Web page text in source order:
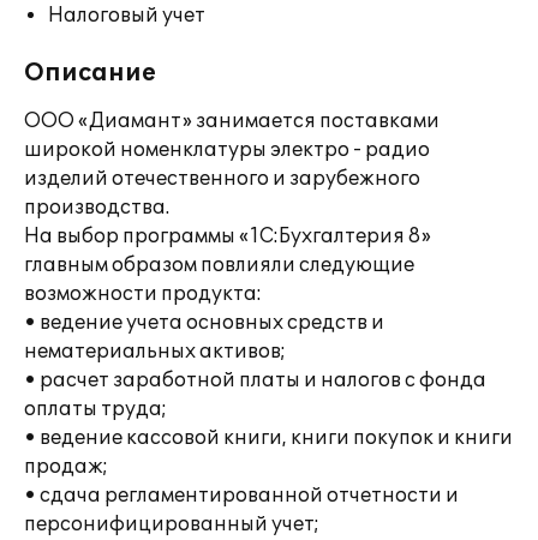
Налоговый учет
Описание
ООО «Диамант» занимается поставками
широкой номенклатуры электро - радио
изделий отечественного и зарубежного
производства.
На выбор программы «1С:Бухгалтерия 8»
главным образом повлияли следующие
возможности продукта:
• ведение учета основных средств и
нематериальных активов;
• расчет заработной платы и налогов с фонда
оплаты труда;
• ведение кассовой книги, книги покупок и книги
продаж;
• сдача регламентированной отчетности и
персонифицированный учет;